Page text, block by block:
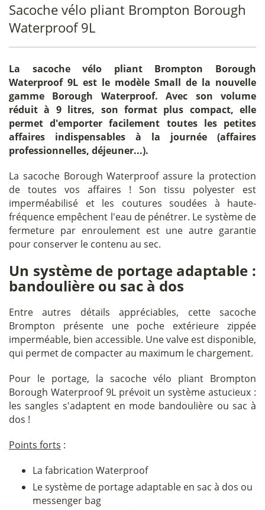
Sacoche vélo pliant Brompton Borough
Waterproof 9L
La sacoche vélo pliant Brompton Borough
Waterproof 9L est le modèle Small de la nouvelle
gamme Borough Waterproof. Avec son volume
réduit à 9 litres, son format plus compact, elle
permet d'emporter facilement toutes les petites
affaires indispensables à la journée (affaires
professionnelles, déjeuner...).
La sacoche Borough Waterproof assure la protection
de toutes vos affaires ! Son tissu polyester est
imperméabilisé et les coutures soudées à haute-
fréquence empêchent l'eau de pénétrer. Le système de
fermeture par enroulement est une autre garantie
pour conserver le contenu au sec.
Un système de portage adaptable :
bandoulière ou sac à dos
Entre autres détails appréciables, cette sacoche
Brompton présente une poche extérieure zippée
imperméable, bien accessible. Une valve est disponible,
qui permet de compacter au maximum le chargement.
Pour le portage, la sacoche vélo pliant Brompton
Borough Waterproof 9L prévoit un système astucieux :
les sangles s'adaptent en mode bandoulière ou sac à
dos !
Points forts :
La fabrication Waterproof
Le système de portage adaptable en sac à dos ou
messenger bag